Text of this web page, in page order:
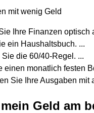
mit wenig Geld
Ihre Finanzen optisch
ein Haushaltsbuch. ...
die 60/40-Regel. ...
einen monatlich festen
Sie Ihre Ausgaben mit
Geld am